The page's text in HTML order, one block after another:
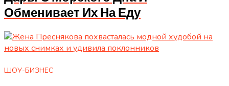
Обменивает Их На Еду
ШОУ-БИЗНЕС